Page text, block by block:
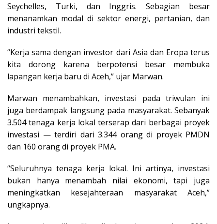
Seychelles, Turki, dan Inggris. Sebagian besar
menanamkan modal di sektor energi, pertanian, dan
industri tekstil.
“Kerja sama dengan investor dari Asia dan Eropa terus
kita dorong karena berpotensi besar membuka
lapangan kerja baru di Aceh,” ujar Marwan.
Marwan menambahkan, investasi pada triwulan ini
juga berdampak langsung pada masyarakat. Sebanyak
3.504 tenaga kerja lokal terserap dari berbagai proyek
investasi — terdiri dari 3.344 orang di proyek PMDN
dan 160 orang di proyek PMA.
“Seluruhnya tenaga kerja lokal. Ini artinya, investasi
bukan hanya menambah nilai ekonomi, tapi juga
meningkatkan kesejahteraan masyarakat Aceh,”
ungkapnya.